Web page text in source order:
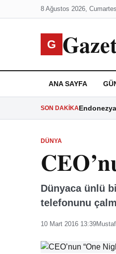
8 Ağustos 2026,
G
ANA SAYFA
SON DAKIKA
DÜNYA
Dünyaca ünlü
telefonunu
10 Mart 2016 13:39